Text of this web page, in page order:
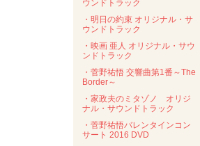
ウンドトラック
・明日の約束 オリジナル・サ
ウンドトラック
・映画 亜人 オリジナル・サウ
ンドトラック
・菅野祐悟 交響曲第1番～The
Border～
・家政夫のミタゾノ オリジ
ナル・サウンドトラック
・菅野祐悟バレンタインコン
サート 2016 DVD